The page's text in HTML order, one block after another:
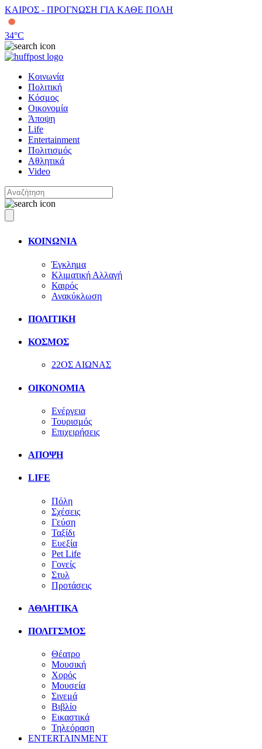
ΚΑΙΡΟΣ - ΠΡΟΓΝΩΣΗ ΓΙΑ ΚΑΘΕ ΠΟΛΗ
34°C
Κοινωνία
Πολιτική
Κόσμος
Οικονομία
Άποψη
Life
Entertainment
Πολιτισμός
Αθλητικά
Video
ΚΟΙΝΩΝΙΑ
Έγκλημα
Κλιματική Αλλαγή
Καιρός
Ανακύκλωση
ΠΟΛΙΤΙΚΗ
ΚΟΣΜΟΣ
22ΟΣ ΑΙΩΝΑΣ
ΟΙΚΟΝΟΜΙΑ
Ενέργεια
Τουρισμός
Επιχειρήσεις
ΑΠΟΨΗ
LIFE
Πόλη
Σχέσεις
Γεύση
Ταξίδι
Ευεξία
Pet Life
Γονείς
Στυλ
Προτάσεις
ΑΘΛΗΤΙΚΑ
ΠΟΛΙΤΣΜΟΣ
Θέατρο
Μουσική
Χορός
Μουσεία
Σινεμά
Βιβλίο
Εικαστικά
Τηλεόραση
ENTERTAINMENT